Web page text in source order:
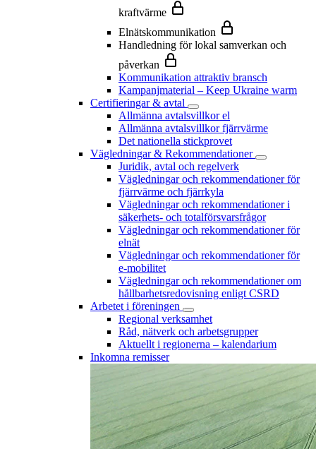
kraftvärme
Elnätskommunikation
Handledning för lokal samverkan och
påverkan
Kommunikation attraktiv bransch
Kampanjmaterial – Keep Ukraine warm
Certifieringar & avtal
Allmänna avtalsvillkor el
Allmänna avtalsvillkor fjärrvärme
Det nationella stickprovet
Vägledningar & Rekommendationer
Juridik, avtal och regelverk
Vägledningar och rekommendationer för
fjärrvärme och fjärrkyla
Vägledningar och rekommendationer i
säkerhets- och totalförsvarsfrågor
Vägledningar och rekommendationer för
elnät
Vägledningar och rekommendationer för
e-mobilitet
Vägledningar och rekommendationer om
hållbarhetsredovisning enligt CSRD
Arbetet i föreningen
Regional verksamhet
Råd, nätverk och arbetsgrupper
Aktuellt i regionerna – kalendarium
Inkomna remisser